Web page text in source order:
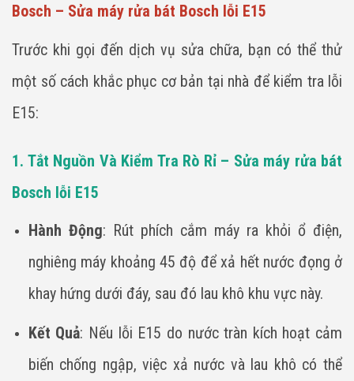
Bosch – Sửa máy rửa bát Bosch lỗi E15
Trước khi gọi đến dịch vụ sửa chữa, bạn có thể thử
một số cách khắc phục cơ bản tại nhà để kiểm tra lỗi
E15:
1. Tắt Nguồn Và Kiểm Tra Rò Rỉ – Sửa máy rửa bát
Bosch lỗi E15
Hành Động: Rút phích cắm máy ra khỏi ổ điện,
nghiêng máy khoảng 45 độ để xả hết nước đọng ở
khay hứng dưới đáy, sau đó lau khô khu vực này.
Kết Quả: Nếu lỗi E15 do nước tràn kích hoạt cảm
biến chống ngập, việc xả nước và lau khô có thể